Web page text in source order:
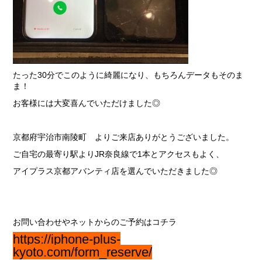
たった30分でこのように綺麗になり、もちろんデータもそのま
ま！
お客様には大変喜んでいただけました◎
京都府宇治市南陵町 よりご来店ありがとうございました。
ご自宅の最寄り駅よりJR奈良線で1本とアクセスもよく、
アイプラス京都アバンティ店を選んでいただきました◎
お問い合わせやネットからのご予約はコチラ
https://iphone-plus-
kyoto.com/form_reserve/